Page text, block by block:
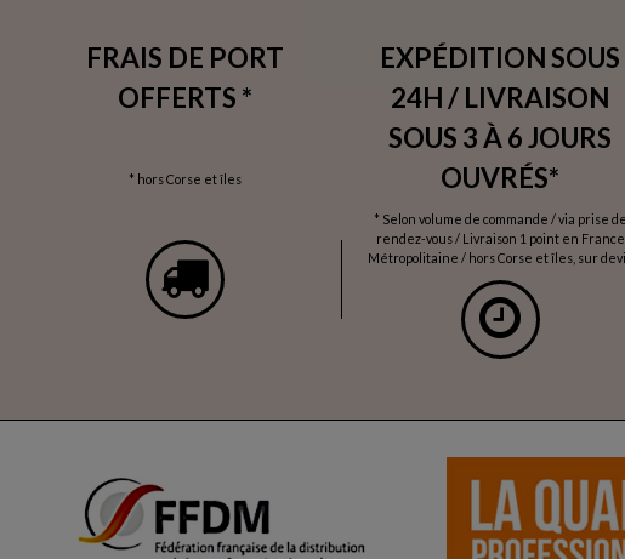
FRAIS DE PORT
OFFERTS *
* hors Corse et îles
EXPÉDITION SOUS
24H / LIVRAISON
SOUS 3 À 6 JOURS
OUVRÉS*
* Selon volume de commande / via prise de
rendez-vous / Livraison 1 point en France
Métropolitaine / hors Corse et îles, sur